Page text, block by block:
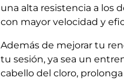
una alta resistencia a los
con mayor velocidad y
Además de mejorar tu
tu sesión, ya sea un
cabello del cloro,